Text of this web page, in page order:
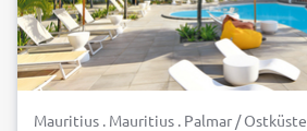
Mauritius . Mauritius . Palmar / Ostküste